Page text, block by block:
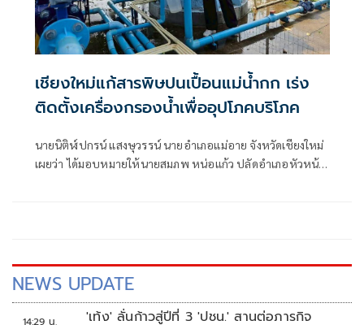
เชียงใหม่แก้สารพิษปนเปื้อนแม่น้ำกก เร่ง
ติดตั้งเครื่องกรองน้ำเพื่ออุปโภคบริโภค
นายนิติฬ์ปกรน์ แสงษุวรรน์ นายอำเภอแม่อาย จังหวัดเชียงใหม่
เผยว่า ได้มอบหมายให้นายสมภพ หน่อแก้ว ปลัดอำเภอหัวหน้า
NEWS UPDATE
14:29 น.
'เท้ง' ลั่นก้าวสู่ปีที่ 3 'ปชน.' สานต่อภารกิจ